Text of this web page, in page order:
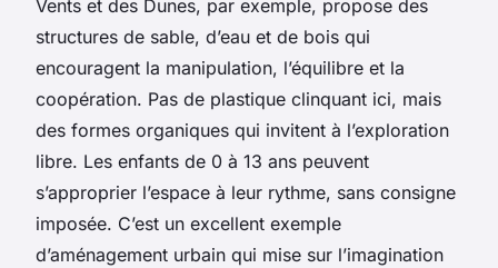
Vents et des Dunes, par exemple, propose des
structures de sable, d’eau et de bois qui
encouragent la manipulation, l’équilibre et la
coopération. Pas de plastique clinquant ici, mais
des formes organiques qui invitent à l’exploration
libre. Les enfants de 0 à 13 ans peuvent
s’approprier l’espace à leur rythme, sans consigne
imposée. C’est un excellent exemple
d’aménagement urbain qui mise sur l’imagination